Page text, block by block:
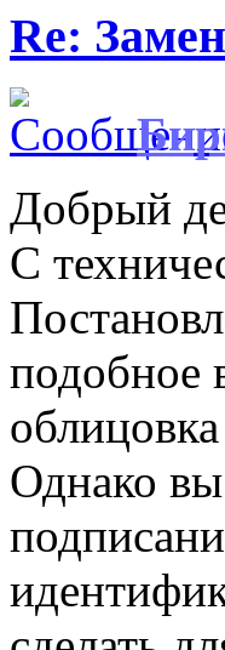
Re:
Добрый
С
подобное
Однако вы